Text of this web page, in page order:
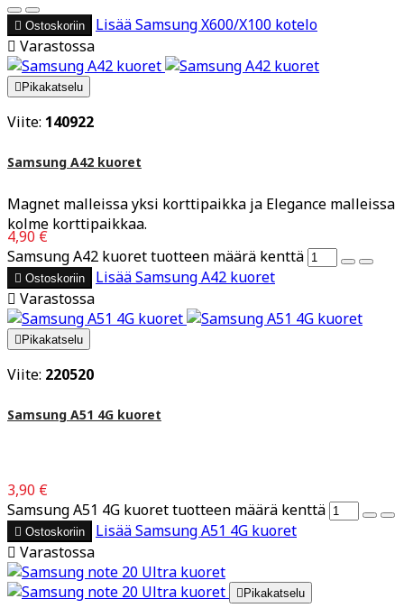
 Ostoskoriin LisääSamsung X600/X100 kotelo
 Varastossa
 Pikakatselu
Viite: 140922
Samsung A42 kuoret
Magnet malleissa yksi korttipaikka ja Elegance malleissa
kolme korttipaikkaa.
4,90 €
Samsung A42 kuoret tuotteen määrä kenttä
 Ostoskoriin LisääSamsung A42 kuoret
 Varastossa
 Pikakatselu
Viite: 220520
Samsung A51 4G kuoret
3,90 €
Samsung A51 4G kuoret tuotteen määrä kenttä
 Ostoskoriin LisääSamsung A51 4G kuoret
 Varastossa
Pikakatselu